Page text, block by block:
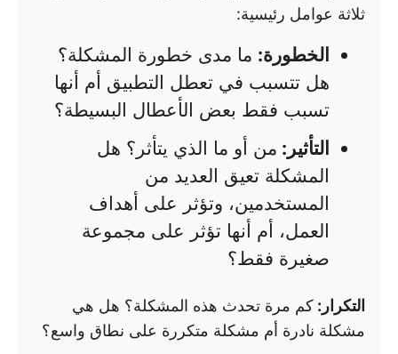
ثلاثة عوامل رئيسية:
الخطورة: ما مدى خطورة المشكلة؟
هل تتسبب في تعطل التطبيق أم أنها
تسبب فقط بعض الأعطال البسيطة؟
التأثير: من أو ما الذي يتأثر؟ هل
المشكلة تعيق العديد من
المستخدمين، وتؤثر على أهداف
العمل، أم أنها تؤثر على مجموعة
صغيرة فقط؟
التكرار: كم مرة تحدث هذه المشكلة؟ هل هي
مشكلة نادرة أم مشكلة متكررة على نطاق واسع؟